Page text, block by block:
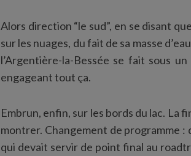
Alors direction “le sud”, en se disant
sur les nuages, du fait de sa masse
l’Argentière-la-Bessée se fait sous
engageant tout ça.
Embrun, enfin, sur les bords du lac. La
montrer. Changement de programme :
qui devait servir de point final au